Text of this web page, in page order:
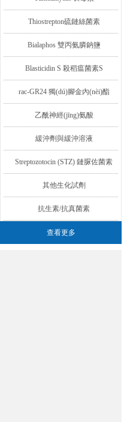
Thiostrepton硫鏈絲菌素
Bialaphos 雙丙氨膦鈉鹽
Blasticidin S 殺稻瘟菌素S
rac-GR24 獨(dú)腳金內(nèi)酯
乙酰神經(jīng)氨酸
緩沖劑與緩沖溶液
Streptozotocin (STZ) 鏈脲佐菌素
其他生化試劑
抗生素/抗真菌素
查看更多